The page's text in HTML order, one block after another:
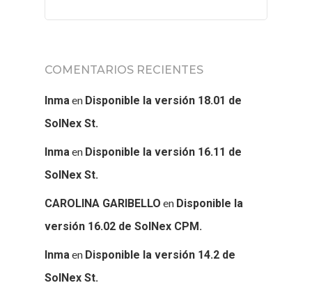
COMENTARIOS RECIENTES
Inmaen Disponible la versión 18.01 de
SolNex St.
Inmaen Disponible la versión 16.11 de
SolNex St.
CAROLINA GARIBELLO en Disponible la
versión 16.02 de SolNex CPM.
Inmaen Disponible la versión 14.2 de
SolNex St.